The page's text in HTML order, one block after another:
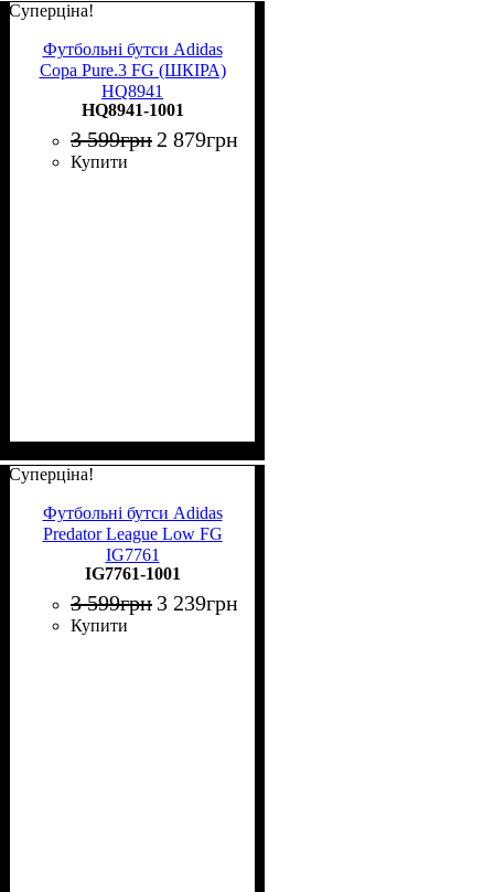
Суперціна!
Футбольні бутси Adidas
Copa Pure.3 FG (ШКІРА)
HQ8941
HQ8941-1001
3 599грн 2 879грн
Купити
Суперціна!
Футбольні бутси Adidas
Predator League Low FG
IG7761
IG7761-1001
3 599грн 3 239грн
Купити